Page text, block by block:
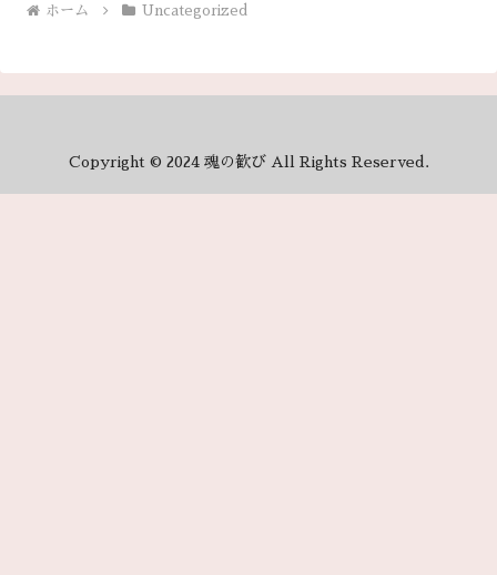
ホーム Uncategorized
Copyright © 2024 魂の歓び All Rights Reserved.